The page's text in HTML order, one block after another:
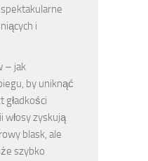
i
– jak
by uniknąć
gładkości
włosy zyskują
blask, ale
szybko